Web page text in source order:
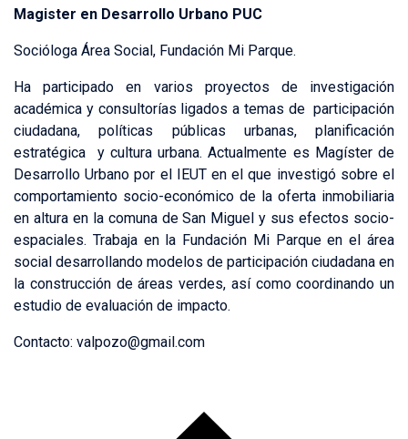
Magister en Desarrollo Urbano PUC
Socióloga Área Social, Fundación Mi Parque.
Ha participado en varios proyectos de investigación
académica y consultorías ligados a temas de participación
ciudadana, políticas públicas urbanas, planificación
estratégica y cultura urbana. Actualmente es Magíster de
Desarrollo Urbano por el IEUT en el que investigó sobre el
comportamiento socio-económico de la oferta inmobiliaria
en altura en la comuna de San Miguel y sus efectos socio-
espaciales. Trabaja en la Fundación Mi Parque en el área
social desarrollando modelos de participación ciudadana en
la construcción de áreas verdes, así como coordinando un
estudio de evaluación de impacto.
Contacto: valpozo@gmail.com